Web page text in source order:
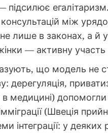
між
лише в законах, а й
— активну участь
що модель не
дерегуляція,
медицині)
(Швеція
інтеграції: у